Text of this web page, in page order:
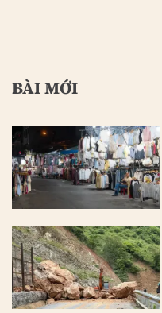
BÀI MỚI